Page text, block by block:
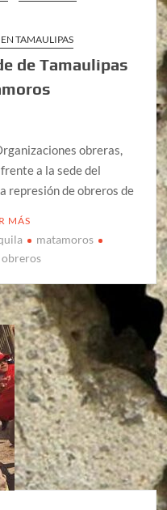
TAMAULIPAS
de Tamaulipas
obreras,
a la sede del
represión de obreros de
MÁS
matamoros